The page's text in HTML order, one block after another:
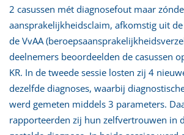
2 casussen mét diagnosefout maar
aansprakelijkheidsclaim, afkomstig uit
de VvAA
deelnemers beoordeelden de casussen
KR. In de tweede sessie losten zij 4
dezelfde diagnoses, waarbij
werd gemeten middels 3 parameters.
rapporteerden zij hun zelfvertrouwen in